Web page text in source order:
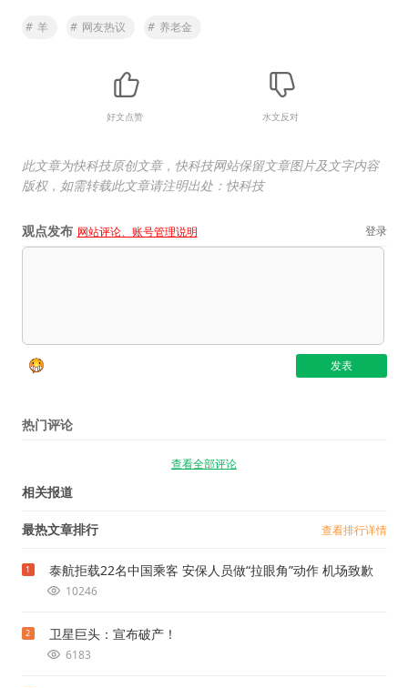
# 羊 # 网友热议 # 养老金
好文点赞 水文反对
此文章为快科技原创文章，快科技网站保留文章图片及文字内容
版权，如需转载此文章请注明出处：快科技
观点发布 网站评论、账号管理说明 登录
热门评论
查看全部评论
相关报道
最热文章排行 查看排行详情
1 泰航拒载22名中国乘客 安保人员做“拉眼角”动作 机场致歉
10246
2 卫星巨头：宣布破产！
6183